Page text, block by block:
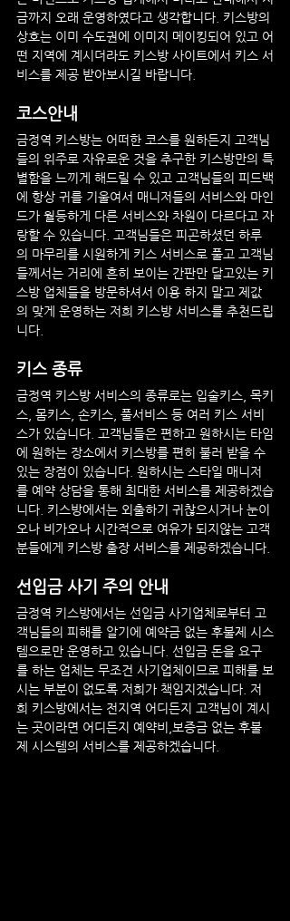
금까지 오래 운영하였다고 생각합니다. 키스방의
상호는 이미 수도권에 이미지 메이킹되어 있고 어
떤 지역에 계시더라도 키스방 사이트에서 키스 서
비스를 제공 받아보시길 바랍니다.
코스안내
금정역 키스방는 어떠한 코스를 원하든지 고객님
들의 위주로 자유로운 것을 추구한 키스방만의 특
별함을 느끼게 해드릴 수 있고 고객님들의 피드백
에 항상 귀를 기울여서 매니저들의 서비스와 마인
드가 월등하게 다른 서비스와 차원이 다르다고 자
랑할 수 있습니다. 고객님들은 피곤하셨던 하루
의 마무리를 시원하게 키스 서비스로 풀고 고객님
들께서는 거리에 흔히 보이는 간판만 달고있는 키
스방 업체들을 방문하셔서 이용 하지 말고 제값
의 맞게 운영하는 저희 키스방 서비스를 추천드립
니다.
키스 종류
금정역 키스방 서비스의 종류로는 입술키스, 목키
스, 몸키스, 손키스, 풀서비스 등 여러 키스 서비
스가 있습니다. 고객님들은 편하고 원하시는 타임
에 원하는 장소에서 키스방를 편히 불러 받을 수
있는 장점이 있습니다. 원하시는 스타일 매니저
를 예약 상담을 통해 최대한 서비스를 제공하겠습
니다. 키스방에서는 외출하기 귀찮으시거나 눈이
오나 비가오나 시간적으로 여유가 되지않는 고객
분들에게 키스방 출장 서비스를 제공하겠습니다.
선입금 사기 주의 안내
금정역 키스방에서는 선입금 사기업체로부터 고
객님들의 피해를 알기에 예약금 없는 후불제 시스
템으로만 운영하고 있습니다. 선입금 돈을 요구
를 하는 업체는 무조건 사기업체이므로 피해를 보
시는 부분이 없도록 저희가 책임지겠습니다. 저
희 키스방에서는 전지역 어디든지 고객님이 계시
는 곳이라면 어디든지 예약비,보증금 없는 후불
제 시스템의 서비스를 제공하겠습니다.